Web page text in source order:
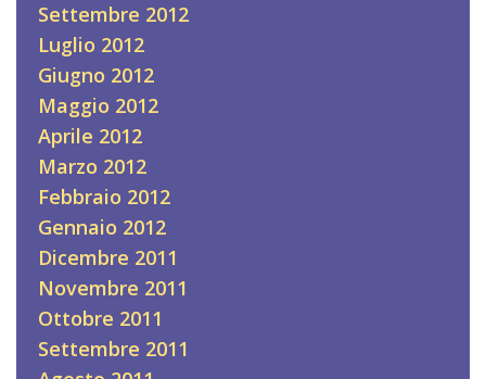
Settembre 2012
Luglio 2012
Giugno 2012
Maggio 2012
Aprile 2012
Marzo 2012
Febbraio 2012
Gennaio 2012
Dicembre 2011
Novembre 2011
Ottobre 2011
Settembre 2011